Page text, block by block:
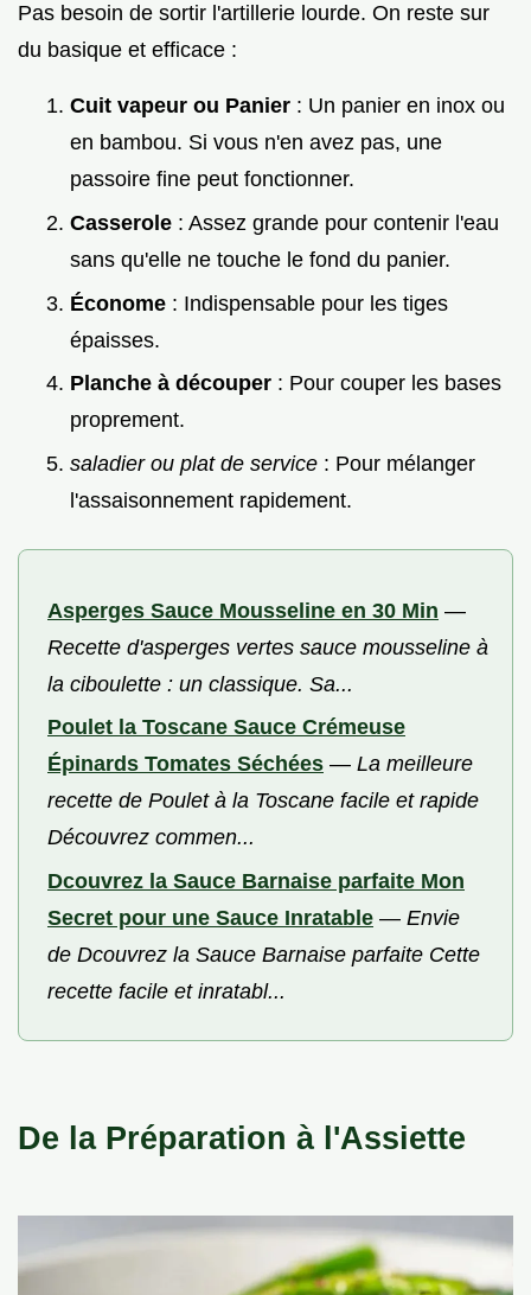
Pas besoin de sortir l'artillerie lourde. On reste sur
du basique et efficace :
Cuit vapeur ou Panier : Un panier en inox ou
en bambou. Si vous n'en avez pas, une
passoire fine peut fonctionner.
Casserole : Assez grande pour contenir l'eau
sans qu'elle ne touche le fond du panier.
Économe : Indispensable pour les tiges
épaisses.
Planche à découper : Pour couper les bases
proprement.
saladier ou plat de service : Pour mélanger
l'assaisonnement rapidement.
Asperges Sauce Mousseline en 30 Min —
Recette d'asperges vertes sauce mousseline à
la ciboulette : un classique. Sa...
Poulet la Toscane Sauce Crémeuse
Épinards Tomates Séchées — La meilleure
recette de Poulet à la Toscane facile et rapide
Découvrez commen...
Dcouvrez la Sauce Barnaise parfaite Mon
Secret pour une Sauce Inratable — Envie
de Dcouvrez la Sauce Barnaise parfaite Cette
recette facile et inratabl...
De la Préparation à l'Assiette